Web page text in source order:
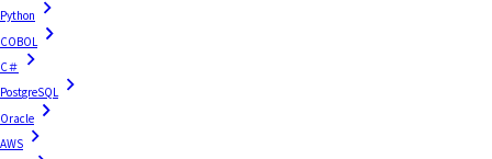
Python
COBOL
C＃
PostgreSQL
Oracle
AWS